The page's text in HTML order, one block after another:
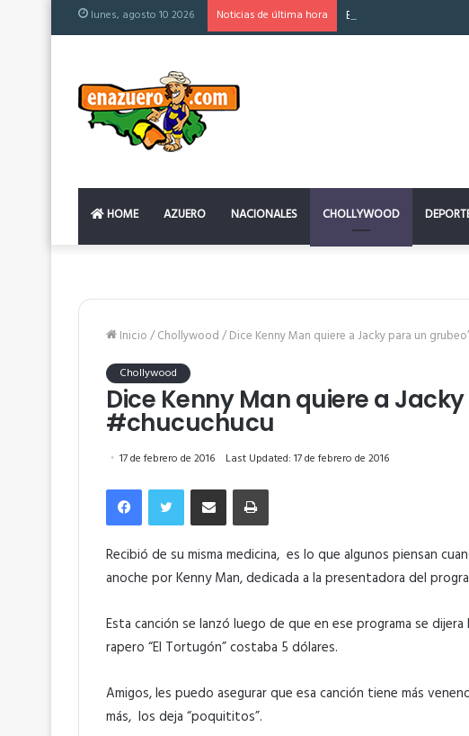
lunes, agosto 10 2026 Noticias de última hora El colchón perfecto: la
HOME AZUERO NACIONALES CHOLLYWOOD
Inicio/Chollywood/Dice Kenny Man quiere a Jacky para un
Chollywood
Dice Kenny Man quiere a
#chucuchucu
17 de febrero de 2016 Last Updated: 17 de febrero de 2016
FacebookTwitter Compartir por correo electrónicoImprimir
Recibió de su misma medicina, es lo que algunos piensan
anoche por Kenny Man, dedicada a la presentadora del
Esta canción se lanzó luego de que en ese programa se
rapero “El Tortugón” costaba 5 dólares.
Amigos, les puedo asegurar que esa canción tiene más
más, los deja “poquititos”.